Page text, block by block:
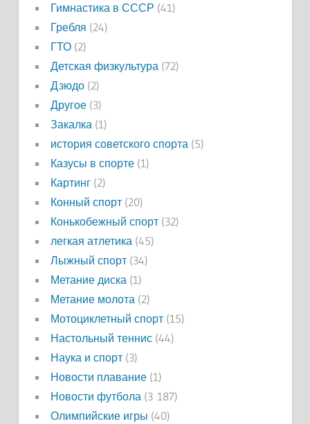
Гимнастика в СССР (41)
Гребля (24)
ГТО(2)
Детская физкультура(72)
Дзюдо(2)
Другое(3)
Закалка(1)
история советского спорта(5)
Казусы в спорте(1)
Картинг(2)
Конный спорт(20)
Конькобежный спорт(32)
легкая атлетика(45)
Лыжный спорт(34)
Метание диска(1)
Метание молота(2)
Мотоциклетный спорт(15)
Настольный теннис(44)
Наука и спорт(3)
Новости плавание(1)
Новости футбола(3 187)
Олимпийские игры (40)